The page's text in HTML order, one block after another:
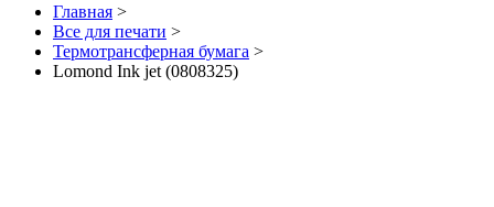
Главная >
Все для печати >
Термотрансферная бумага >
Lomond Ink jet (0808325)